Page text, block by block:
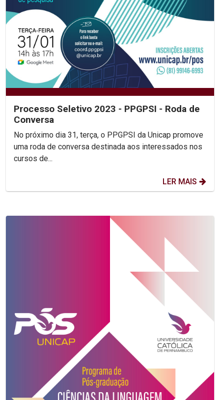
Processo Seletivo 2023 - PPGPSI - Roda de
Conversa
No próximo dia 31, terça, o PPGPSI da Unicap promove
uma roda de conversa destinada aos interessados nos
cursos de...
LER MAIS